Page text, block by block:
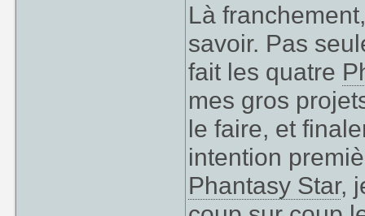
Là
savoir. Pas
fait les quatre
mes gros
le faire, et
intention
Phantasy Star,